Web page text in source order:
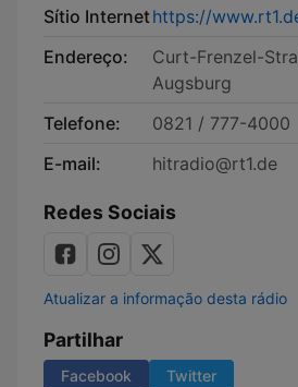
Sítio Internethttps://
Endereço:
Curt-Frenzel-
Augsburg
Telefone:
0821 / 777-4000
E-mail:
hitradio@rt1.de
Redes Sociais
Atualizar a informação desta rádio
Partilhar
Facebook Twitter